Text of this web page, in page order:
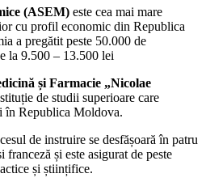
(ASEM) este cea mai mare
cu profil economic din Republica
a pregătit peste 50.000 de
la 9.500 – 13.500 lei
și Farmacie „Nicolae
de studii superioare care
în Republica Moldova.
de instruire se desfășoară în patru
și este asigurat de peste
și științifice.